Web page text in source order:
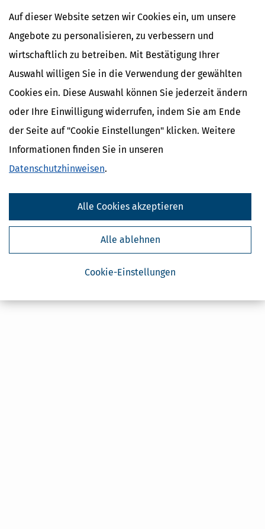
Auf dieser Website setzen wir Cookies ein, um unsere
Angebote zu personalisieren, zu verbessern und
wirtschaftlich zu betreiben. Mit Bestätigung Ihrer
Auswahl willigen Sie in die Verwendung der gewählten
Cookies ein. Diese Auswahl können Sie jederzeit ändern
oder Ihre Einwilligung widerrufen, indem Sie am Ende
der Seite auf "Cookie Einstellungen" klicken. Weitere
Informationen finden Sie in unseren
Datenschutzhinweisen.
Cookie-Einstellungen
Alle ablehnen
Alle Cookies akzeptieren